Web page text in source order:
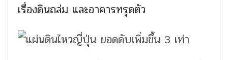
เรื่องดินถล่ม และอาคารทรุดตัว